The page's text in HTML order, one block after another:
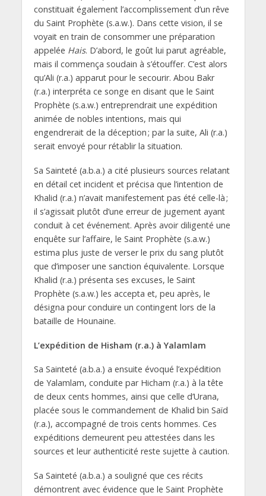
constituait également l’accomplissement d’un rêve
du Saint Prophète (s.a.w.). Dans cette vision, il se
voyait en train de consommer une préparation
appelée Hais. D’abord, le goût lui parut agréable,
mais il commença soudain à s’étouffer. C’est alors
qu’Ali (r.a.) apparut pour le secourir. Abou Bakr
(r.a.) interpréta ce songe en disant que le Saint
Prophète (s.a.w.) entreprendrait une expédition
animée de nobles intentions, mais qui
engendrerait de la déception ; par la suite, Ali (r.a.)
serait envoyé pour rétablir la situation.
Sa Sainteté (a.b.a.) a cité plusieurs sources relatant
en détail cet incident et précisa que l’intention de
Khalid (r.a.) n’avait manifestement pas été celle-là ;
il s’agissait plutôt d’une erreur de jugement ayant
conduit à cet événement. Après avoir diligenté une
enquête sur l’affaire, le Saint Prophète (s.a.w.)
estima plus juste de verser le prix du sang plutôt
que d’imposer une sanction équivalente. Lorsque
Khalid (r.a.) présenta ses excuses, le Saint
Prophète (s.a.w.) les accepta et, peu après, le
désigna pour conduire un contingent lors de la
bataille de Hounaine.
L’expédition de Hisham (r.a.) à Yalamlam
Sa Sainteté (a.b.a.) a ensuite évoqué l’expédition
de Yalamlam, conduite par Hicham (r.a.) à la tête
de deux cents hommes, ainsi que celle d’Urana,
placée sous le commandement de Khalid bin Saïd
(r.a.), accompagné de trois cents hommes. Ces
expéditions demeurent peu attestées dans les
sources et leur authenticité reste sujette à caution.
Sa Sainteté (a.b.a.) a souligné que ces récits
démontrent avec évidence que le Saint Prophète